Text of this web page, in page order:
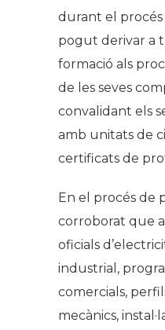
durant el procés
pogut derivar a
formació als
de les seves
convalidant els
amb unitats de
certificats de
En el procés de
corroborat que
oficials
industrial,
comercials,
mecànics,